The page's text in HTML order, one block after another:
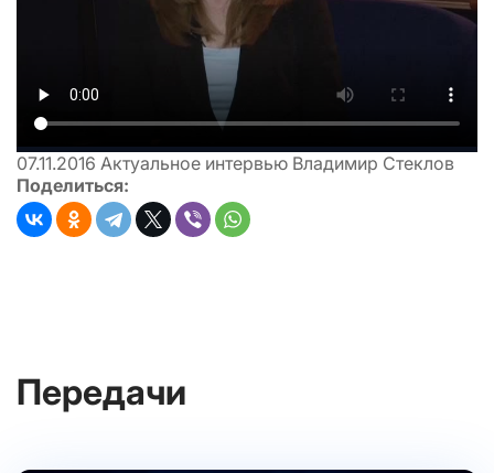
07.11.2016 Актуальное интервью Владимир Стеклов
Поделиться:
Передачи